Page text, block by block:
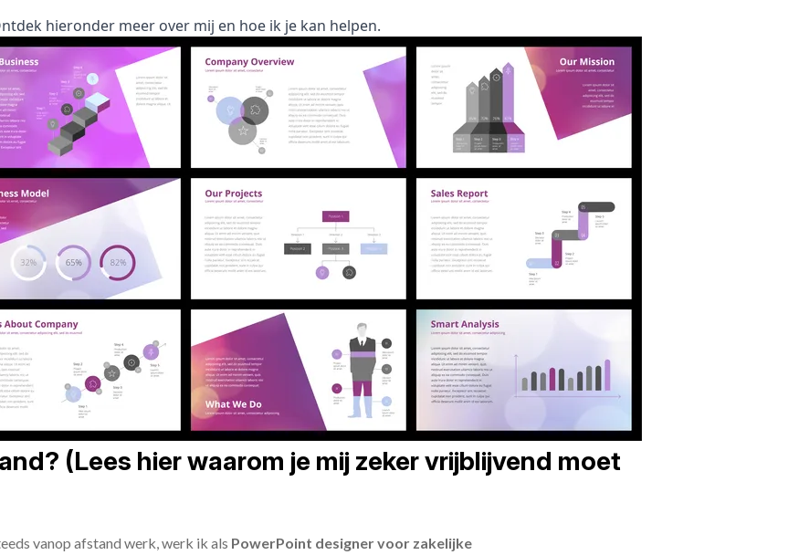
hieronder meer over mij en hoe ik je kan helpen.
(Lees hier waarom je mij zeker vrijblijvend moet
vanop afstand werk, werk ik als PowerPoint designer voor zakelijke